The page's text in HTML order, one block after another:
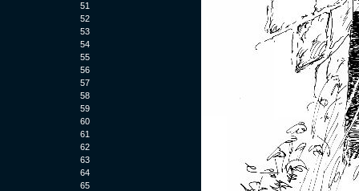
51
52
53
54
55
56
57
58
59
60
61
62
63
64
65